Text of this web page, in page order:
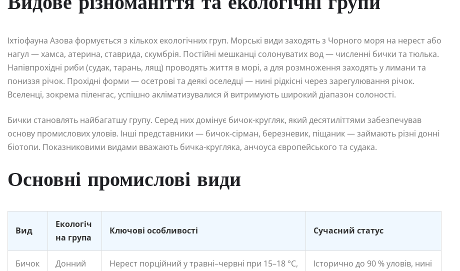
Видове різноманіття та екологічні групи
Іхтіофауна Азова формується з кількох екологічних груп. Морські види заходять з Чорного моря на нерест або
нагул — хамса, атерина, ставрида, скумбрія. Постійні мешканці солонуватих вод — численні бички та тюлька.
Напівпрохідні риби (судак, тарань, лящ) проводять життя в морі, а для розмноження заходять у лимани та
пониззя річок. Прохідні форми — осетрові та деякі оселедці — нині рідкісні через зарегулювання річок.
Вселенці, зокрема піленгас, успішно акліматизувалися й витримують широкий діапазон солоності.
Бички становлять найбагатшу групу. Серед них домінує бичок-кругляк, який десятиліттями забезпечував
основу промислових уловів. Інші представники — бичок-сірман, березневик, піщаник — займають різні донні
біотопи. Показниковими видами вважають бичка-кругляка, анчоуса європейського та судака.
Основні промислові види
Вид
Екологіч
на група
Ключові особливості Сучасний статус
Бичок
Донний
Нерест порційний у травні–червні при 15–18 °C,
Історично до 90 % уловів, нині